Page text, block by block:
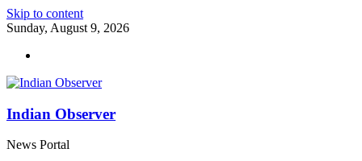
Skip to content
Sunday, August 9, 2026
Indian Observer
News Portal